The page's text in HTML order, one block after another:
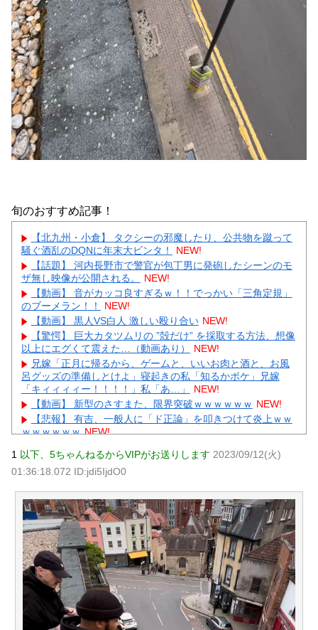
旬のおすすめ記事！
【北九州・小倉】 タクシーの邪魔したり、公共物を蹴って
騒ぐ酒乱のDQNに年末大ビンタ！
NEW!
【話題】 河内長野市で警官が包丁男に発砲したシーンのモ
ザ無し映像が公開される。
NEW!
【動画】 音がカッコ良すぎるｗ！！でっかい「三角定規」
のブーメラン！！
NEW!
【動画】 黒人VS白人 激しい殴り合い NEW!
【驚愕】 巨大カタツムリの ”殻だけ” を採取する方法、想像
以上にエグくて震えた…（動画あり）
NEW!
兄嫁「正月に帰るから、ゲームと、いいお肉と酒と、お風
呂グッズの準備しとけよ」寝起きの私「知るかボケ」兄嫁
「キィィィィー！！！！」私「あ…」
NEW!
【動画】 新型のさすまた、限界突破ｗｗｗｗｗｗ NEW!
【悲報】 有吉、一般人に「ド正論」を叩きつけて炎上ｗｗ
ｗｗｗｗｗｗ NEW!
員「ほいっ見積もりな！」ワイ「金額おかしくね？」←お前
らもそう思うよな？？？？？
新の松本人志さんとのツーショットが完全に別人だとネット
騒然！ 「マジで誰かわからん」... NEW!
【続報】三山凌輝、花乃まりあと懲りずに密会継続→ガル
民「もう何回目だよ」総ツッコミｗｗｗ NEW!
【物議】板倉滉”年収7億円”報道にガル民騒然→トピ乱立に
「もういい」の声もｗｗｗ NEW!
元AKB社長、22億円申告漏れ 乃木坂46運営会社の株式を
パチンコ京楽産業に譲渡【ノース・リバー】【窪田康志】
元AKB社長、22億円申告漏れ 乃木坂46運営会社の株式を
パチンコ京楽産業に譲渡【ノース・リバー】【窪田康志】
1 以下、5ちゃんねるからVIPがお送りします 2023/09/12(火)
01:36:18.072 ID:jdi5IjdO0